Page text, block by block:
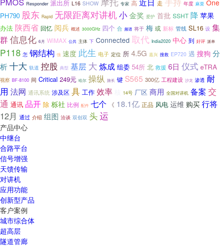
Responder 派出所 L16 SHOW 专家 高 走 年度 麻栗 One
PH790 股东 Rapid 无限距离对讲机小金奖 爱护 首批 SSHT 降 苹果
办法 陕西省 回忆 阅兵 概述 3000GHz 四个 合 频谱 将于 梅 或 新标 管线 SL16 设 集
群信息化 6月 WiMAX 公共 主体 下 Connected 取代 India2020 中心 到 好评 派单
P118 怎 钢结构 强 速度 此生 电子 定位 所 4.5G 嘉兴 搜救 EP720 遇 搜狗 分
析十大 轨道 控股 典型 基层 大 炼成 组委 54所 北 救援 6日 仪式 eTRA
视察 BF-8100 间 Critical 249元 哈尔 操纵 旅长 键 S565 300亿 工程建设 沙龙 渗透 耐
用 法网 通讯系统 涉及区 具 工作 效率 14号 厂区 商用 全国对讲机 备案 交
通 通讯 品开 除 栎社 比例 配件 七个 《 18.1亿 正品 风电 运维 购买 行将
12月 通过 介绍 组图 洽谈 双创双 头运
产品中心
中继台
合路平台
信号增强
天馈传输
对讲机
应用功能
创新型产品
客户案例
城市综合体
超高层
隧道管廊